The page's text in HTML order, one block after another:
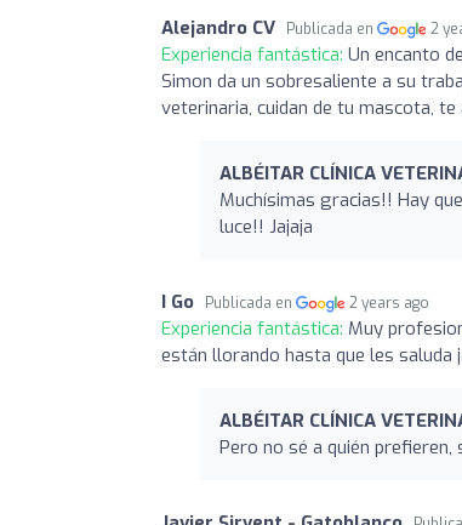
Alejandro CV Publicada en 2
Experiencia fantástica: Un encanto
Simon da un sobresaliente a su
veterinaria, cuidan de tu mascota, te
ALBÉITAR CLÍNICA
Muchísimas gracias!! Hay
luce!! Jajaja
I Go Publicada en 2 years ago
Experiencia fantástica: Muy
están llorando hasta que les saluda
ALBÉITAR CLÍNICA
Pero no sé a quién